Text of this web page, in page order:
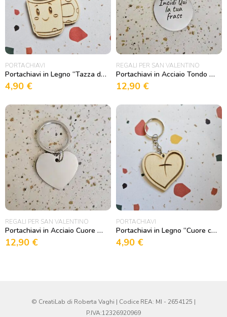
PORTACHIAVI
Portachiavi in Legno “Tazza di caffè kawaii”
4,90 €
REGALI PER SAN VALENTINO
Portachiavi in Acciaio Tondo Personalizzabile
12,90 €
REGALI PER SAN VALENTINO
Portachiavi in Acciaio Cuore Personalizzabile
12,90 €
PORTACHIAVI
Portachiavi in Legno “Cuore con croce” Modello 1
4,90 €
© CreatiLab di Roberta Vaghi | Codice REA: MI - 2654125 |
P.IVA:12326920969